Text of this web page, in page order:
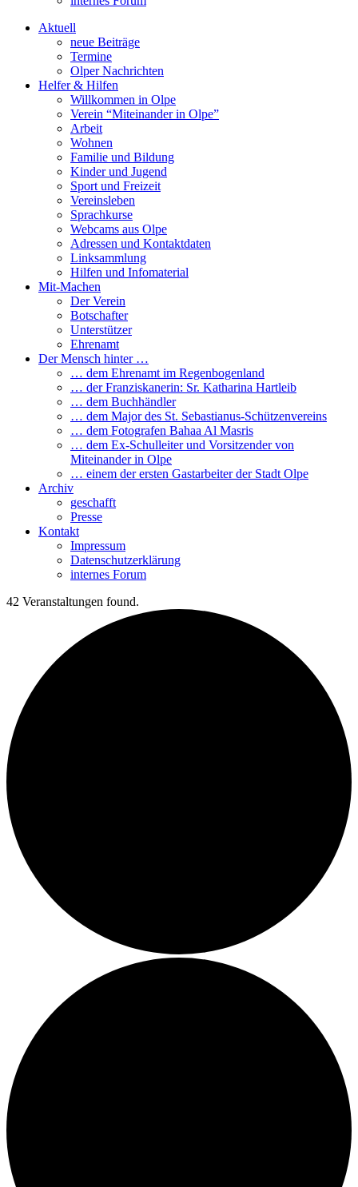
Aktuell
neue Beiträge
Termine
Olper Nachrichten
Helfer & Hilfen
Willkommen in Olpe
Verein “Miteinander in Olpe”
Arbeit
Wohnen
Familie und Bildung
Kinder und Jugend
Sport und Freizeit
Vereinsleben
Sprachkurse
Webcams aus Olpe
Adressen und Kontaktdaten
Linksammlung
Hilfen und Infomaterial
Mit-Machen
Der Verein
Botschafter
Unterstützer
Ehrenamt
Der Mensch hinter …
… dem Ehrenamt im Regenbogenland
… der Franziskanerin: Sr. Katharina Hartleib
… dem Buchhändler
… dem Major des St. Sebastianus-Schützenvereins
… dem Fotografen Bahaa Al Masris
… dem Ex-Schulleiter und Vorsitzender von
Miteinander in Olpe
… einem der ersten Gastarbeiter der Stadt Olpe
Archiv
geschafft
Presse
Kontakt
Impressum
Datenschutzerklärung
internes Forum
42 Veranstaltungen found.